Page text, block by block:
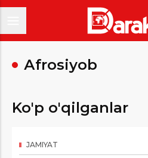
Аfrosiyob
Ko'p o'qilganlar
JAMIYAT